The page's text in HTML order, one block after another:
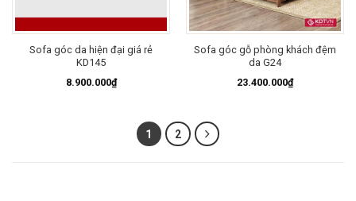
Sofa góc da hiện đại giá rẻ
KD145
8.900.000₫
Sofa góc gỗ phòng khách đệm
da G24
23.400.000₫
1 2